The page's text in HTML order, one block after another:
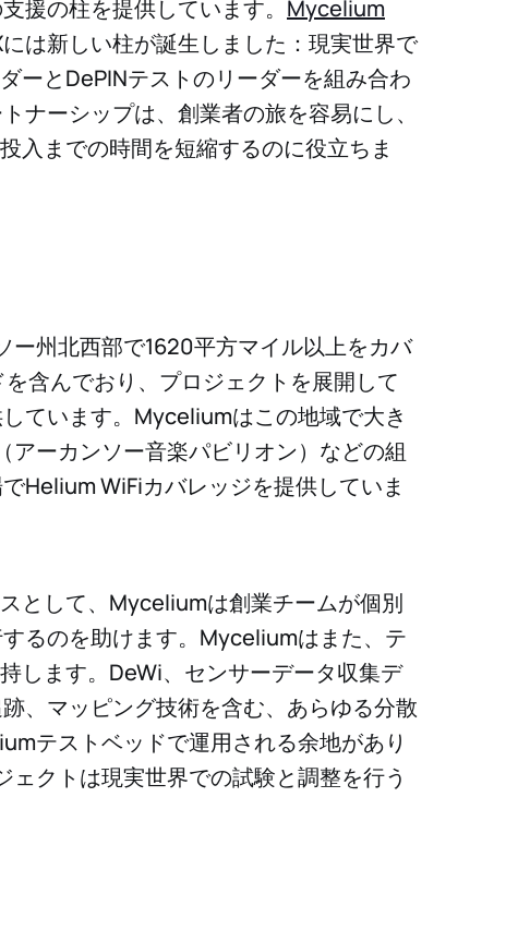
援の柱を提供しています。 Mycelium
は新しい柱が誕生しました：現実世界で
ーとDePINテストのリーダーを組み合わ
ナーシップは、創業者の旅を容易にし、
入までの時間を短縮するのに役立ちま
州北西部で1620平方マイル以上をカバ
含んでおり、プロジェクトを展開して
ています。Myceliumはこの地域で大き
ーカンソー音楽パビリオン）などの組
Helium WiFiカバレッジを提供していま
として、Myceliumは創業チームが個別
るのを助けます。Myceliumはまた、テ
します。DeWi、センサーデータ収集デ
、マッピング技術を含む、あらゆる分散
テストベッドで運用される余地があり
ェクトは現実世界での試験と調整を行う